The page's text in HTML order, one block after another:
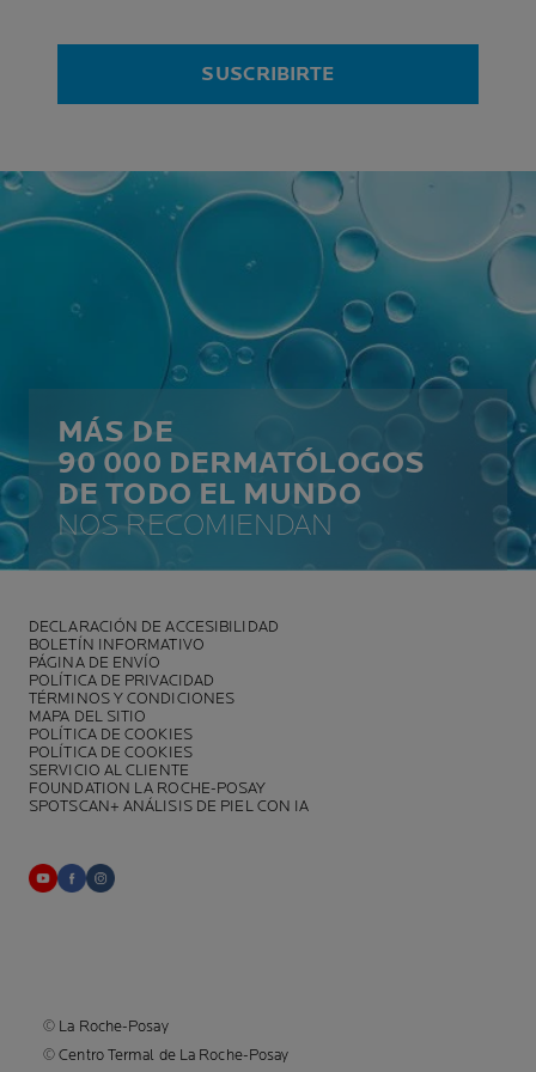
SUSCRIBIRTE
MÁS DE
90 000 DERMATÓLOGOS
DE TODO EL MUNDO
NOS RECOMIENDAN
DECLARACIÓN DE ACCESIBILIDAD
BOLETÍN INFORMATIVO
PÁGINA DE ENVÍO
POLÍTICA DE PRIVACIDAD
TÉRMINOS Y CONDICIONES
MAPA DEL SITIO
POLÍTICA DE COOKIES
POLÍTICA DE COOKIES
SERVICIO AL CLIENTE
FOUNDATION LA ROCHE-POSAY
SPOTSCAN+ ANÁLISIS DE PIEL CON IA
© La Roche-Posay
© Centro Termal de La Roche-Posay